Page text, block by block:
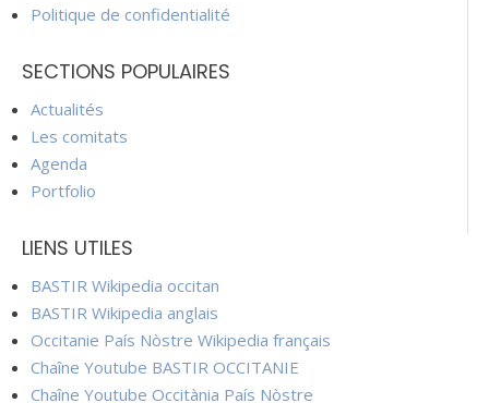
Politique de confidentialité
SECTIONS POPULAIRES
Actualités
Les comitats
Agenda
Portfolio
LIENS UTILES
BASTIR Wikipedia occitan
BASTIR Wikipedia anglais
Occitanie País Nòstre Wikipedia français
Chaîne Youtube BASTIR OCCITANIE
Chaîne Youtube Occitània País Nòstre